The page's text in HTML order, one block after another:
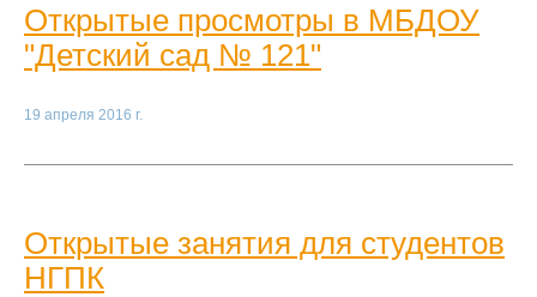
Открытые просмотры в МБДОУ
"Детский сад № 121"
19 апреля 2016 г.
Открытые занятия для студентов
НГПК